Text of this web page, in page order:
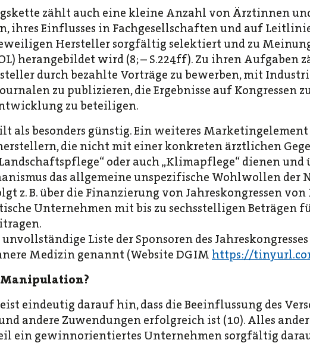
zählt auch eine kleine Anzahl von Ärztinnen
ihres Einflusses in Fachgesellschaften und auf
Hersteller sorgfältig selektiert und zu
herangebildet wird (8; – S.224ff). Zu ihren Aufgaben
durch bezahlte Vorträge zu bewerben, mit
zu publizieren, die Ergebnisse auf Kongressen
zu beteiligen.
als besonders günstig. Ein weiteres
die nicht mit einer konkreten ärztlichen
oder auch „Klimapflege“ dienen und
das allgemeine unspezifische Wohlwollen der
z. B. über die Finanzierung von Jahreskongressen
Unternehmen mit bis zu sechsstelligen Beträgen
Liste der Sponsoren des
Medizin genannt (Website DGIM https://
eindeutig darauf hin, dass die Beeinflussung des
andere Zuwendungen erfolgreich ist (10). Alles
ein gewinnorientiertes Unternehmen sorgfältig